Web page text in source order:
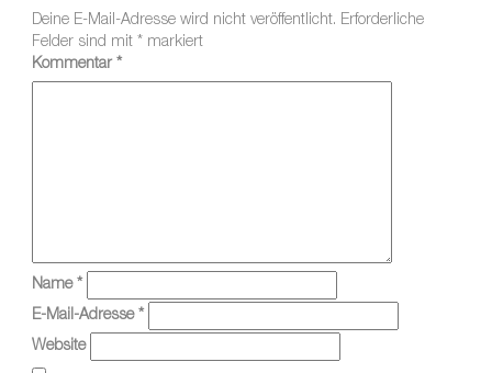
Deine E-Mail-Adresse wird nicht veröffentlicht. Erforderliche
Felder sind mit * markiert
Kommentar *
Name *
E-Mail-Adresse *
Website